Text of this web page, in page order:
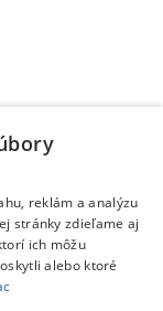
reklám a analýzu
stránky zdieľame aj
ich môžu
alebo ktoré